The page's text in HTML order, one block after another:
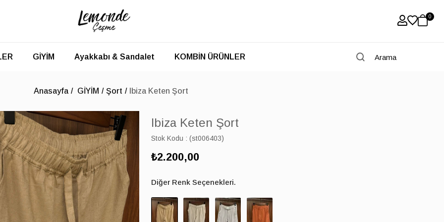
0
GİYİM Ayakkabı & Sandalet KOMBİN ÜRÜNLER
Anasayfa GİYİM Şort Ibiza Keten Şort
Ibiza Keten Şort
Stok Kodu (st006403)
₺2.200,00
Diğer Renk Seçenekleri.